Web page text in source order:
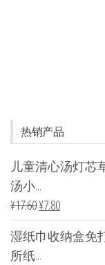
热销产品
儿童清心汤灯芯
汤小...
¥17.60¥7.80
湿纸巾收纳盒免
所纸...